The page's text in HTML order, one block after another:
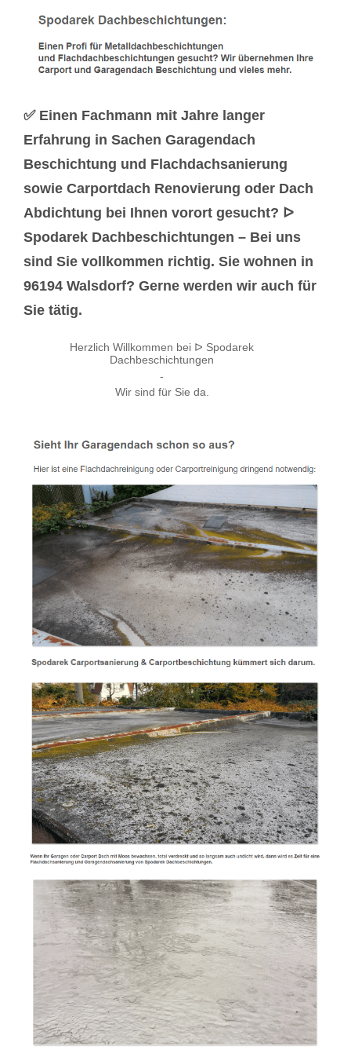
✅ Einen Fachmann mit Jahre langer
Erfahrung in Sachen Garagendach
Beschichtung und Flachdachsanierung
sowie Carportdach Renovierung oder Dach
Abdichtung bei Ihnen vorort gesucht? ᐅ
Spodarek Dachbeschichtungen – Bei uns
sind Sie vollkommen richtig. Sie wohnen in
96194 Walsdorf? Gerne werden wir auch für
Sie tätig.
Herzlich Willkommen bei ᐅ Spodarek
Dachbeschichtungen
-
Wir sind für Sie da.